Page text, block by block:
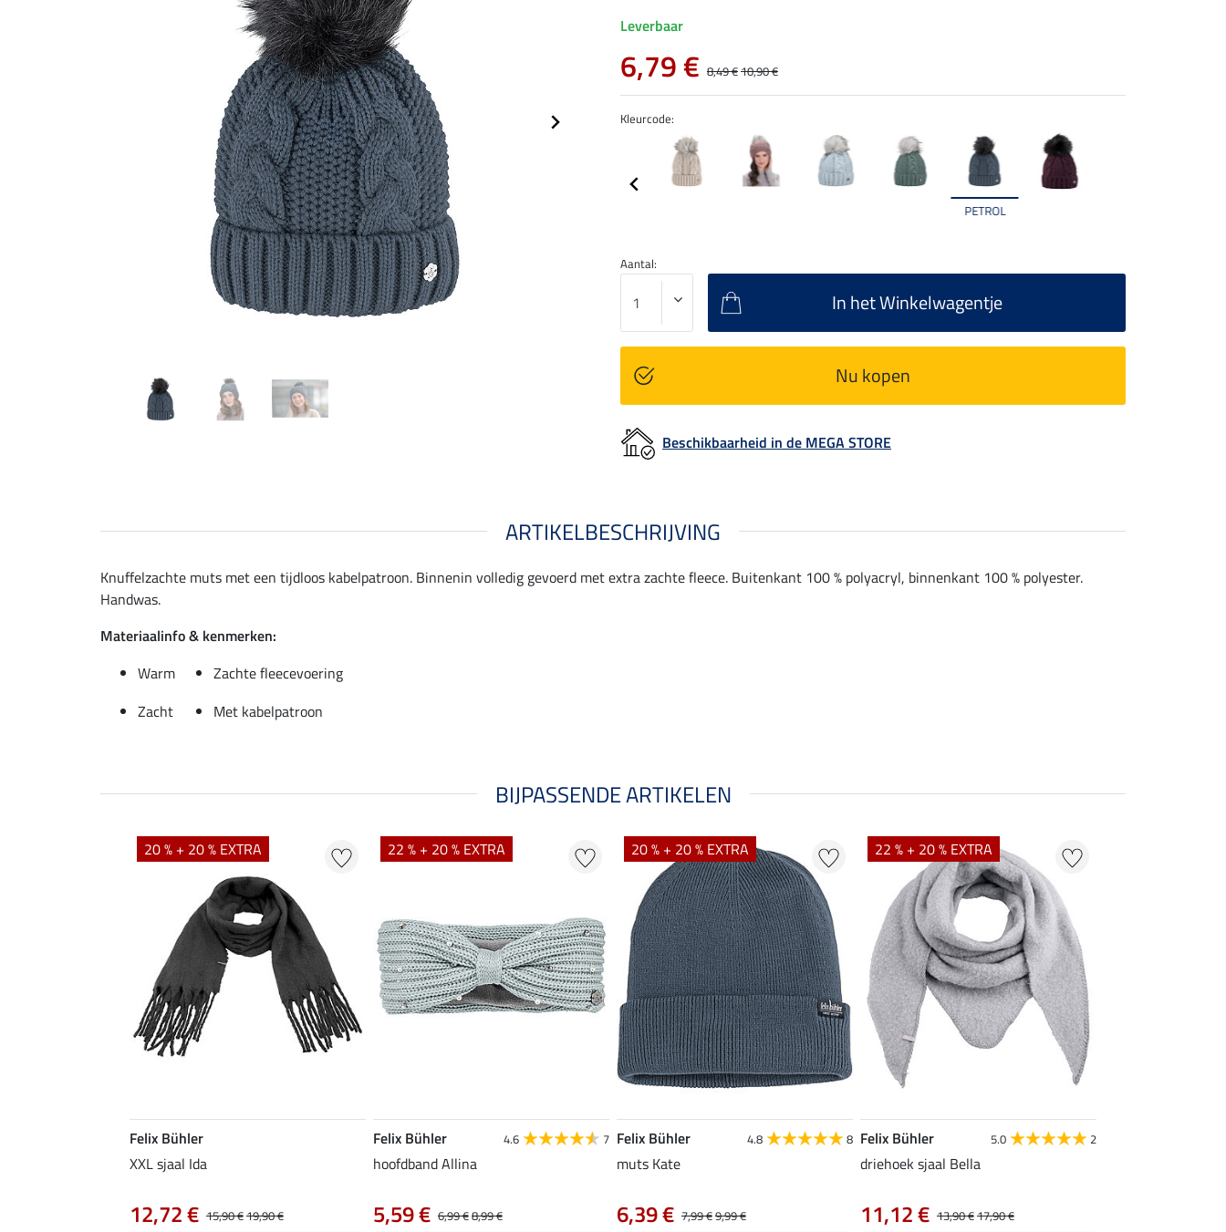
Kleurcode:
PETROL
Leverbaar
6,79 € 8,49 €10,90 €
Aantal:
In het Winkelwagentje
Nu kopen
Beschikbaarheid in de MEGA STORE
ARTIKELBESCHRIJVING
Knuffelzachte muts met een tijdloos kabelpatroon. Binnenin volledig gevoerd met extra zachte fleece. Buitenkant 100 % polyacryl, binnenkant 100 % polyester.
Handwas.
Materiaalinfo & kenmerken:
Warm
Zachte fleecevoering
Zacht
Met kabelpatroon
BIJPASSENDE ARTIKELEN
20 % + 20 % EXTRA
Felix Bühler
XXL sjaal Ida
15,90 €19,90 €
12,72 €
22 % + 20 % EXTRA
Felix Bühler 4.6 7
hoofdband Allina
6,99 €8,99 €
5,59 €
20 % + 20 % EXTRA
Felix Bühler 4.8 8
muts Kate
7,99 €9,99 €
6,39 €
22 % + 20 % EXTRA
Felix Bühler 5.0 2
driehoek sjaal Bella
13,90 €17,90 €
11,12 €